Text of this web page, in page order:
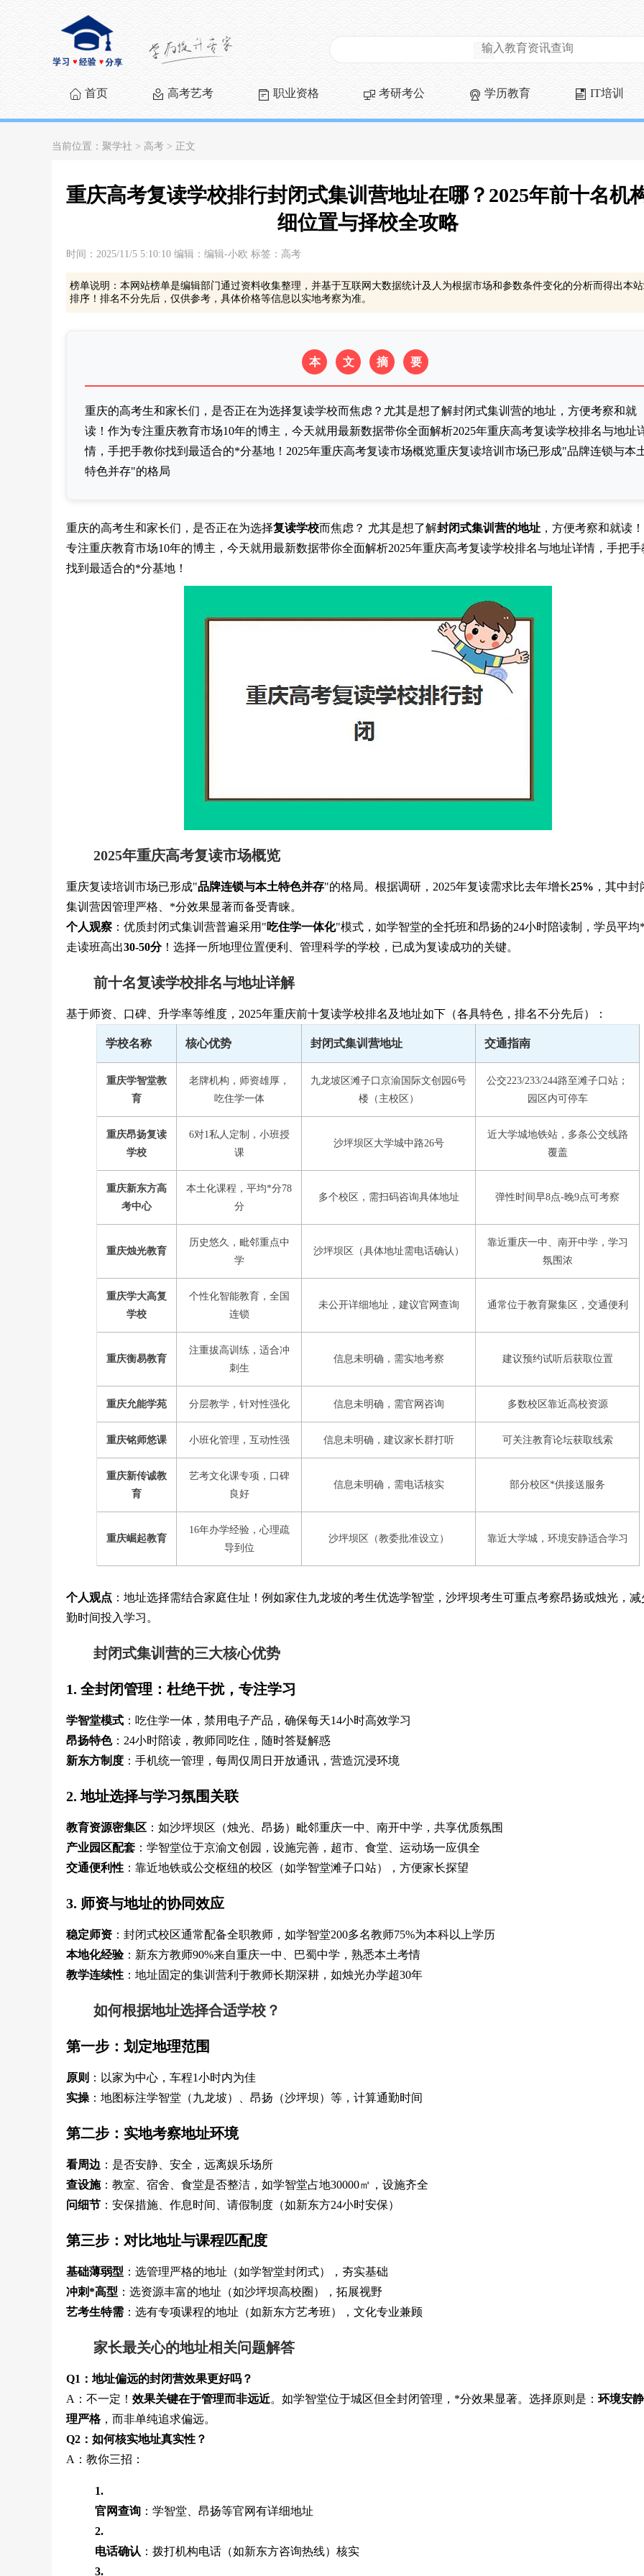
首页 高考艺考 职业资格 考研考公 学历教育 IT培训
当前位置： 聚学社 > 高考 > 正文
重庆高考复读学校排行封闭式集训营地址在哪？2025年前十名机
细位置与择校全攻略
时间：2025/11/5 5:10:10 编辑：编辑-小欧 标签：高考
榜单说明：本网站榜单是编辑部门通过资料收集整理，并基于互联网大数据统计及人为根据市场和参数条件变化的分析而得出本
排序！排名不分先后，仅供参考，具体价格等信息以实地考察为准。
本 文 摘 要
重庆的高考生和家长们，是否正在为选择复读学校而焦虑？尤其是想了解封闭式集训营的地址，方便考察和就
读！作为专注重庆教育市场10年的博主，今天就用最新数据带你全面解析2025年重庆高考复读学校排名与地址
情，手把手教你找到最适合的*分基地！2025年重庆高考复读市场概览重庆复读培训市场已形成"品牌连锁与本
特色并存"的格局
重庆的高考生和家长们，是否正在为选择复读学校而焦虑？ 尤其是想了解封闭式集训营的地址 ，方便考察和就读
专注重庆教育市场10年的博主，今天就用最新数据带你全面解析2025年重庆高考复读学校排名与地址详情，手把手
找到最适合的*分基地！
2025年重庆高考复读市场概览
重庆复读培训市场已形成"品牌连锁与本土特色并存"的格局。根据调研，2025年复读需求比去年增长25% ，其中封
集训营因管理严格、*分效果显著而备受青睐。
个人观察 ：优质封闭式集训营普遍采用"吃住学一体化"模式，如学智堂的全托班和昂扬的24小时陪读制，学员平均
走读班高出30-50分！选择一所地理位置便利、管理科学的学校，已成为复读成功的关键。
前十名复读学校排名与地址详解
基于师资、口碑、升学率等维度，2025年重庆前十复读学校排名及地址如下（各具特色，排名不分先后）：
学校名称 核心优势 封闭式集训营地址 交通指南
重庆学智堂教
育
老牌机构，师资雄厚，
吃住学一体
九龙坡区滩子口京渝国际文创园6号
楼（主校区）
公交223/233/244路至滩子口站；
园区内可停车
重庆昂扬复读
学校
6对1私人定制，小班授
课
沙坪坝区大学城中路26号
近大学城地铁站，多条公交线路
覆盖
重庆新东方高
考中心
本土化课程，平均*分78
分
多个校区，需扫码咨询具体地址 弹性时间早8点-晚9点可考察
重庆烛光教育
历史悠久，毗邻重点中
学
沙坪坝区（具体地址需电话确认）
靠近重庆一中、南开中学，学习
氛围浓
重庆学大高复
学校
个性化智能教育，全国
连锁
未公开详细地址，建议官网查询 通常位于教育聚集区，交通便利
重庆衡易教育
注重拔高训练，适合冲
刺生
信息未明确，需实地考察 建议预约试听后获取位置
重庆允能学苑 分层教学，针对性强化 信息未明确，需官网咨询 多数校区靠近高校资源
重庆铭师悠课 小班化管理，互动性强 信息未明确，建议家长群打听 可关注教育论坛获取线索
重庆新传诚教
育
艺考文化课专项，口碑
良好
信息未明确，需电话核实 部分校区*供接送服务
重庆崛起教育
16年办学经验，心理疏
导到位
沙坪坝区（教委批准设立） 靠近大学城，环境安静适合学习
个人观点 ：地址选择需结合家庭住址！例如家住九龙坡的考生优选学智堂，沙坪坝考生可重点考察昂扬或烛光，减
勤时间投入学习。
封闭式集训营的三大核心优势
1. 全封闭管理：杜绝干扰，专注学习
学智堂模式 ：吃住学一体，禁用电子产品，确保每天14小时高效学习
昂扬特色：24小时陪读，教师同吃住，随时答疑解惑
新东方制度 ：手机统一管理，每周仅周日开放通讯，营造沉浸环境
2. 地址选择与学习氛围关联
教育资源密集区 ：如沙坪坝区（烛光、昂扬）毗邻重庆一中、南开中学，共享优质氛围
产业园区配套 ：学智堂位于京渝文创园，设施完善，超市、食堂、运动场一应俱全
交通便利性 ：靠近地铁或公交枢纽的校区（如学智堂滩子口站），方便家长探望
3. 师资与地址的协同效应
稳定师资 ：封闭式校区通常配备全职教师，如学智堂200多名教师75%为本科以上学历
本地化经验：新东方教师90%来自重庆一中、巴蜀中学，熟悉本土考情
教学连续性 ：地址固定的集训营利于教师长期深耕，如烛光办学超30年
如何根据地址选择合适学校？
第一步：划定地理范围
原则 ：以家为中心，车程1小时内为佳
实操 ：地图标注学智堂（九龙坡）、昂扬（沙坪坝）等，计算通勤时间
第二步：实地考察地址环境
看周边 ：是否安静、安全，远离娱乐场所
查设施：教室、宿舍、食堂是否整洁，如学智堂占地30000㎡，设施齐全
问细节 ：安保措施、作息时间、请假制度（如新东方24小时安保）
第三步：对比地址与课程匹配度
基础薄弱型 ：选管理严格的地址（如学智堂封闭式），夯实基础
冲刺*高型 ：选资源丰富的地址（如沙坪坝高校圈），拓展视野
艺考生特需 ：选有专项课程的地址（如新东方艺考班），文化专业兼顾
家长最关心的地址相关问题解答
Q1：地址偏远的封闭营效果更好吗？
A：不一定！ 效果关键在于管理而非远近。如学智堂位于城区但全封闭管理，*分效果显著。选择原则是： 环境安
理严格，而非单纯追求偏远。
Q2：如何核实地址真实性？
A：教你三招：
1.
官网查询 ：学智堂、昂扬等官网有详细地址
2.
电话确认 ：拨打机构电话（如新东方咨询热线）核实
3.